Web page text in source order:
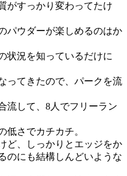
がすっかり変わってたけ
パウダーが楽しめるのはか
状況を知っているだけに
ってきたので、パークを流
流して、8人でフリーラン
低さでカチカチ。
ど、しっかりとエッジをか
のにも結構しんどいような